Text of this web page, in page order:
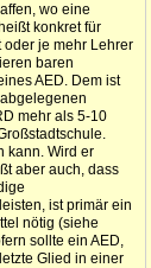
wo eine
konkret für
je mehr Lehrer
baren
AED. Dem ist
mehr als 5-10
kann. Wird er
aber auch, dass
ist primär ein
nötig (siehe
sollte ein AED,
Glied in einer